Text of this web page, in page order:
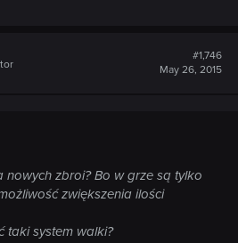
#1,746
May 26, 2015
zbroi? Bo w grze są tylko
zwiększenia ilości
taki system walki?